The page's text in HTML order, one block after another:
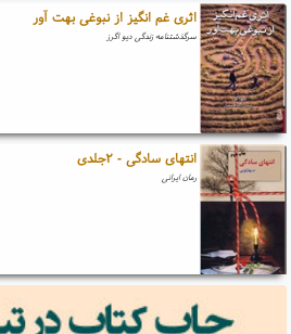
اثری غم انگیز از نبوغی بهت آور
سرگذشتنامه زندگی دیو اگرز
انتهای سادگی - ۲جلدی
رمان ایرانی